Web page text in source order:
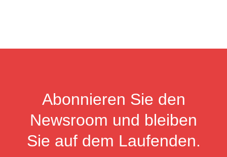
Abonnieren Sie den
Newsroom und bleiben
Sie auf dem Laufenden.